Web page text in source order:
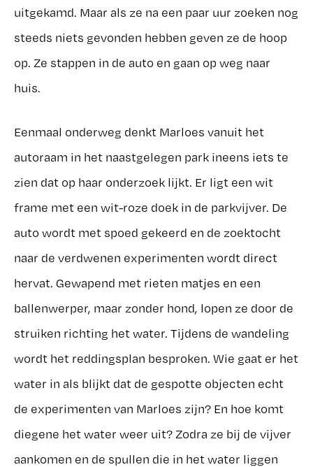
uitgekamd. Maar als ze na een paar uur zoeken nog
steeds niets gevonden hebben geven ze de hoop
op. Ze stappen in de auto en gaan op weg naar
huis.
Eenmaal onderweg denkt Marloes vanuit het
autoraam in het naastgelegen park ineens iets te
zien dat op haar onderzoek lijkt. Er ligt een wit
frame met een wit-roze doek in de parkvijver. De
auto wordt met spoed gekeerd en de zoektocht
naar de verdwenen experimenten wordt direct
hervat. Gewapend met rieten matjes en een
ballenwerper, maar zonder hond, lopen ze door de
struiken richting het water. Tijdens de wandeling
wordt het reddingsplan besproken. Wie gaat er het
water in als blijkt dat de gespotte objecten echt
de experimenten van Marloes zijn? En hoe komt
diegene het water weer uit? Zodra ze bij de vijver
aankomen en de spullen die in het water liggen